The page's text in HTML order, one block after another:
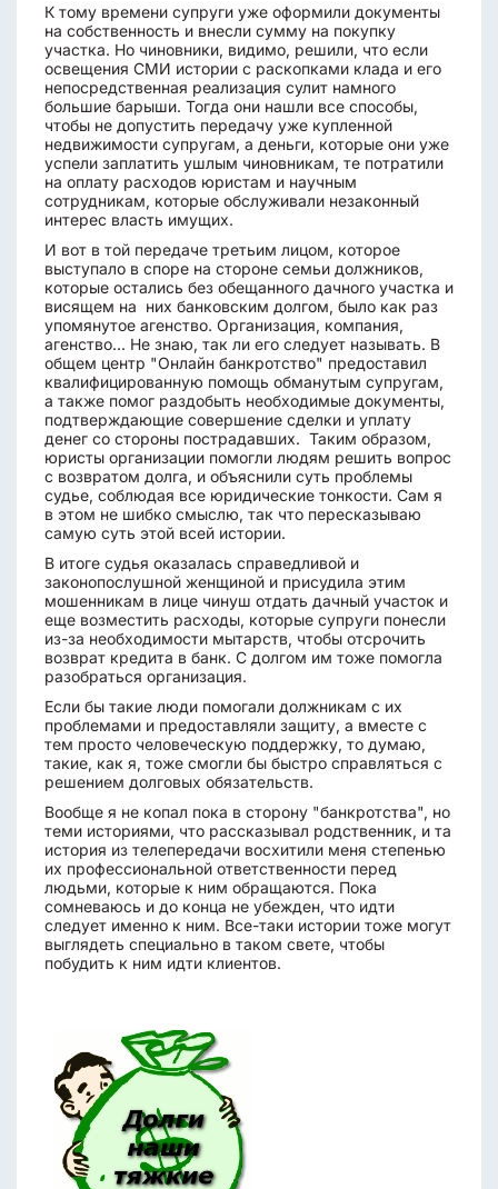
К тому времени супруги уже оформили документы
на собственность и внесли сумму на покупку
участка. Но чиновники, видимо, решили, что если
освещения СМИ истории с раскопками клада и его
непосредственная реализация сулит намного
большие барыши. Тогда они нашли все способы,
чтобы не допустить передачу уже купленной
недвижимости супругам, а деньги, которые они уже
успели заплатить ушлым чиновникам, те потратили
на оплату расходов юристам и научным
сотрудникам, которые обслуживали незаконный
интерес власть имущих.
И вот в той передаче третьим лицом, которое
выступало в споре на стороне семьи должников,
которые остались без обещанного дачного участка и
висящем на них банковским долгом, было как раз
упомянутое агенство. Организация, компания,
агенство... Не знаю, так ли его следует называть. В
общем центр "Онлайн банкротство" предоставил
квалифицированную помощь обманутым супругам,
а также помог раздобыть необходимые документы,
подтверждающие совершение сделки и уплату
денег со стороны пострадавших. Таким образом,
юристы организации помогли людям решить вопрос
с возвратом долга, и объяснили суть проблемы
судье, соблюдая все юридические тонкости. Сам я
в этом не шибко смыслю, так что пересказываю
самую суть этой всей истории.
В итоге судья оказалась справедливой и
законопослушной женщиной и присудила этим
мошенникам в лице чинуш отдать дачный участок и
еще возместить расходы, которые супруги понесли
из-за необходимости мытарств, чтобы отсрочить
возврат кредита в банк. С долгом им тоже помогла
разобраться организация.
Если бы такие люди помогали должникам с их
проблемами и предоставляли защиту, а вместе с
тем просто человеческую поддержку, то думаю,
такие, как я, тоже смогли бы быстро справляться с
решением долговых обязательств.
Вообще я не копал пока в сторону "банкротства", но
теми историями, что рассказывал родственник, и та
история из телепередачи восхитили меня степенью
их профессиональной ответственности перед
людьми, которые к ним обращаются. Пока
сомневаюсь и до конца не убежден, что идти
следует именно к ним. Все-таки истории тоже могут
выглядеть специально в таком свете, чтобы
побудить к ним идти клиентов.